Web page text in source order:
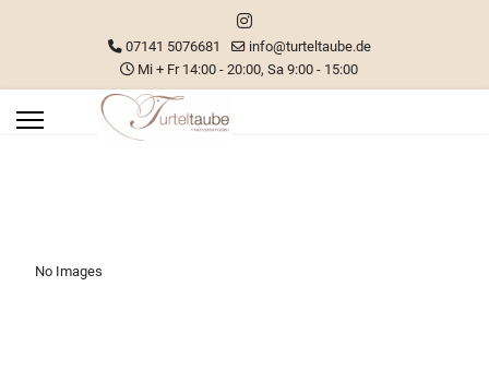
07141 5076681
info@turteltaube.de
Mi + Fr 14:00 - 20:00, Sa 9:00 - 15:00
No Images